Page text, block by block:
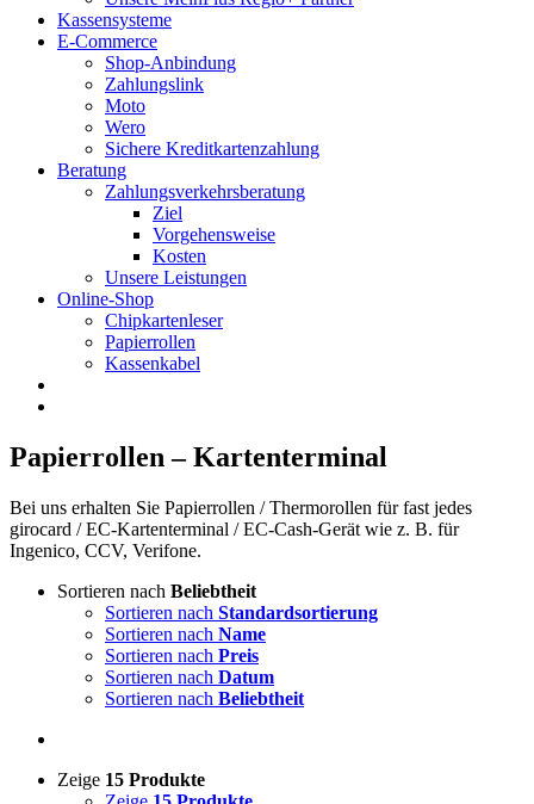
Kassensysteme
E-Commerce
Shop-Anbindung
Zahlungslink
Moto
Wero
Sichere Kreditkartenzahlung
Beratung
Zahlungsverkehrsberatung
Ziel
Vorgehensweise
Kosten
Unsere Leistungen
Online-Shop
Chipkartenleser
Papierrollen
Kassenkabel
Papierrollen – Kartenterminal
Bei uns erhalten Sie Papierrollen / Thermorollen für fast jedes
girocard / EC-Kartenterminal / EC-Cash-Gerät wie z. B. für
Ingenico, CCV, Verifone.
Sortieren nach Beliebtheit
Sortieren nach Standardsortierung
Sortieren nach Name
Sortieren nach Preis
Sortieren nach Datum
Sortieren nach Beliebtheit
Zeige 15 Produkte